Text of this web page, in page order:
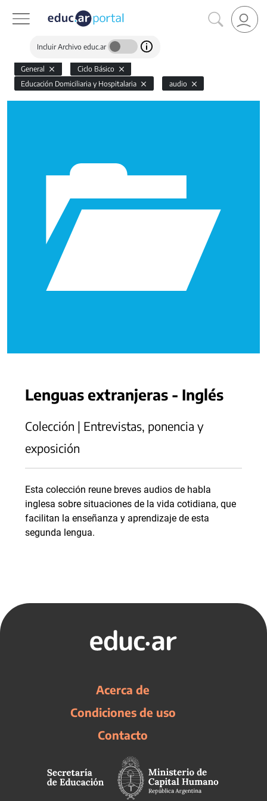
Incluir Archivo educ.ar
General
Ciclo Básico
Educación Domiciliaria y Hospitalaria
audio
Lenguas extranjeras - Inglés
Colección | Entrevistas, ponencia y
exposición
Esta colección reune breves audios de habla
inglesa sobre situaciones de la vida cotidiana, que
facilitan la enseñanza y aprendizaje de esta
segunda lengua.
Acerca de
Condiciones de uso
Contacto